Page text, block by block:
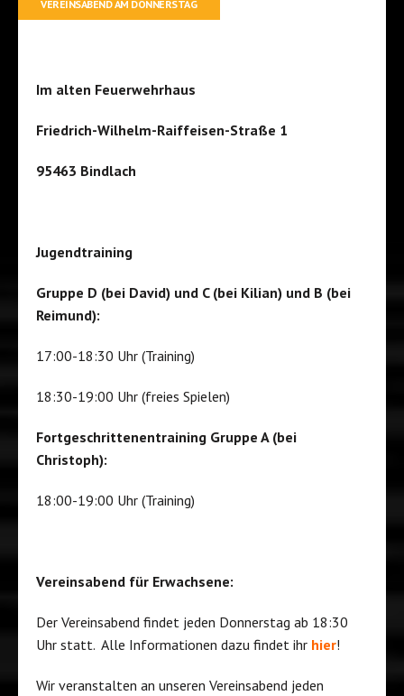
VEREINSABEND AM DONNERSTAG
Im alten Feuerwehrhaus
Friedrich-Wilhelm-Raiffeisen-Straße 1
95463 Bindlach
Jugendtraining
Gruppe D (bei David) und C (bei Kilian) und B (bei
Reimund):
17:00-18:30 Uhr (Training)
18:30-19:00 Uhr (freies Spielen)
Fortgeschrittenentraining Gruppe A (bei
Christoph):
18:00-19:00 Uhr (Training)
Vereinsabend für Erwachsene:
Der Vereinsabend findet jeden Donnerstag ab 18:30
Uhr statt. Alle Informationen dazu findet ihr hier!
Wir veranstalten an unseren Vereinsabend jeden